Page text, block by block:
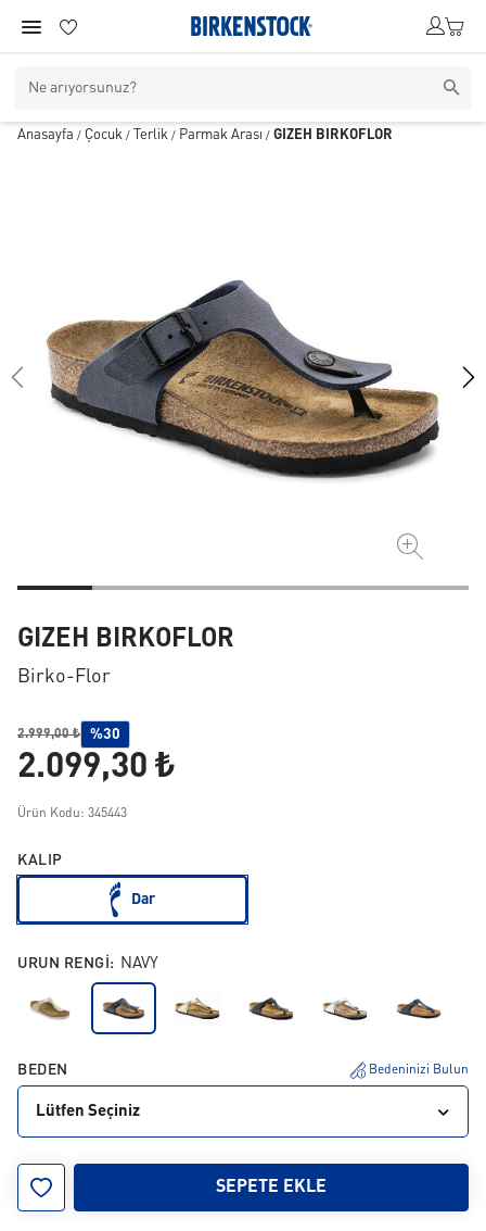
Anasayfa / Çocuk / Terlik / Parmak Arası / GIZEH BIRKOFLOR
GIZEH BIRKOFLOR
Birko-Flor
2.999,00 ₺ %30
2.099,30 ₺
Ürün Kodu: 345443
KALIP
Dar
URUN RENGI: NAVY
BEDEN Bedeninizi Bulun
Lütfen Seçiniz
SEPETE EKLE